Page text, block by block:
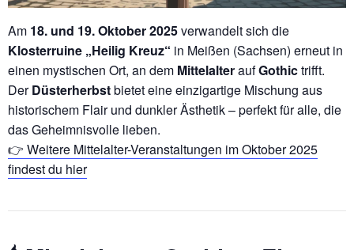
Am 18. und 19. Oktober 2025verwandelt sich die
Klosterruine „Heilig Kreuz“ in Meißen (Sachsen) erneut in
einen mystischen Ort, an dem MittelalteraufGothictrifft.
DerDüsterherbstbietet eine einzigartige Mischung aus
historischem Flair und dunkler Ästhetik – perfekt für alle, die
das Geheimnisvolle lieben.
👉 Weitere Mittelalter-Veranstaltungen im Oktober 2025
findest du hier